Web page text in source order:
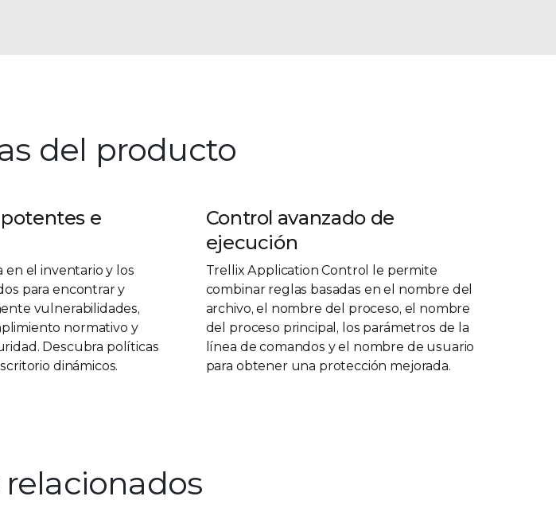
del producto
e
el inventario y los
para encontrar y
vulnerabilidades,
normativo y
Descubra políticas
dinámicos.
Control avanzado de
ejecución
Trellix Application Control le permite
combinar reglas basadas en el nombre del
archivo, el nombre del proceso, el nombre
del proceso principal, los parámetros de la
línea de comandos y el nombre de usuario
para obtener una protección mejorada.